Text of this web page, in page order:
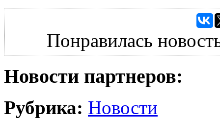
Понравилась
Новости партнеров:
Рубрика: Новости